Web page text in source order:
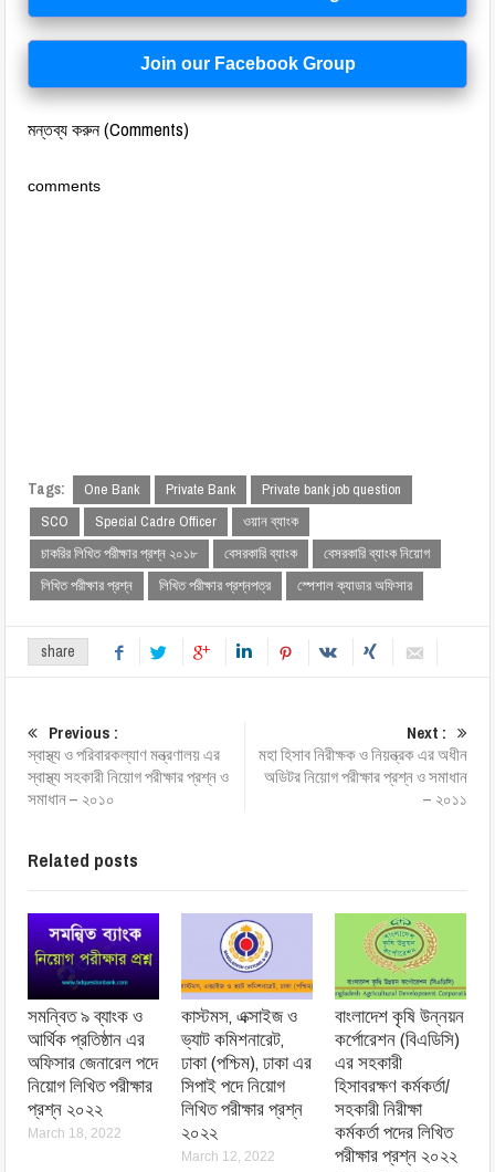
Join our Facebook Group
মন্তব্য করুন (Comments)
comments
Tags: One Bank Private Bank
Private bank job question
SCO
Special Cadre Officer
ওয়ান ব্যাংক
চাকরির লিখিত পরীক্ষার প্রশ্ন ২০১৮
বেসরকারি ব্যাংক
বেসরকারি ব্যাংক নিয়োগ
লিখিত পরীক্ষার প্রশ্ন
লিখিত পরীক্ষার প্রশ্নপত্র স্পেশাল ক্যাডার অফিসার
share
Previous :
স্বাস্থ্য ও পরিবারকল্যাণ মন্ত্রণালয় এর
স্বাস্থ্য সহকারী নিয়োগ পরীক্ষার প্রশ্ন ও
সমাধান – ২০১০
Next :
মহা হিসাব নিরীক্ষক ও নিয়ন্ত্রক এর অধীন
অডিটর নিয়োগ পরীক্ষার প্রশ্ন ও সমাধান
– ২০১১
Related posts
সমন্বিত ৯ ব্যাংক ও
আর্থিক প্রতিষ্ঠান এর
অফিসার জেনারেল পদে
নিয়োগ লিখিত পরীক্ষার
প্রশ্ন ২০২২
March 18, 2022
কাস্টমস, এক্সাইজ ও
ভ্যাট কমিশনারেট,
ঢাকা (পশ্চিম), ঢাকা এর
সিপাই পদে নিয়োগ
লিখিত পরীক্ষার প্রশ্ন
২০২২
March 12, 2022
বাংলাদেশ কৃষি উন্নয়ন
কর্পোরেশন (বিএডিসি)
এর সহকারী
হিসাবরক্ষণ কর্মকর্তা/
সহকারী নিরীক্ষা
কর্মকর্তা পদের লিখিত
পরীক্ষার প্রশ্ন ২০২২